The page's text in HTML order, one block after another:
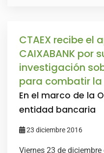
CTAEX recibe el
CAIXABANK por
investigación
para combatir
En el marco de la
entidad bancaria
23 diciembre 2016
Viernes 23 de